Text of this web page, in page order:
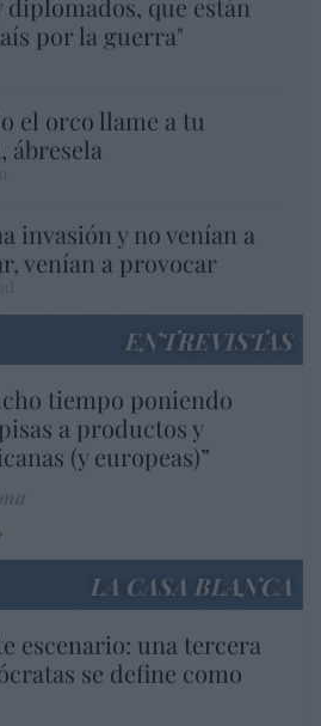
diplomados, que están
por la guerra"
el orco llame a tu
ábresela
invasión y no venían a
venían a provocar
ENTREVISTAS
tiempo poniendo
a productos y
(y europeas)”
LA CASA BLANCA
escenario: una tercera
se define como